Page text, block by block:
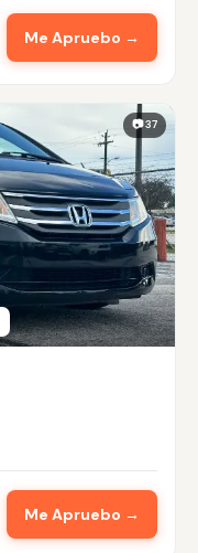
Me Apruebo →
📷 37
Me Apruebo →